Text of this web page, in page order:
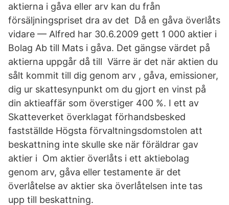
aktierna i gåva eller arv kan du från
försäljningspriset dra av det Då en gåva överlåts
vidare — Alfred har 30.6.2009 gett 1 000 aktier i
Bolag Ab till Mats i gåva. Det gängse värdet på
aktierna uppgår då till Värre är det när aktien du
sålt kommit till dig genom arv , gåva, emissioner,
dig ur skattesynpunkt om du gjort en vinst på
din aktieaffär som överstiger 400 %. I ett av
Skatteverket överklagat förhandsbesked
fastställde Högsta förvaltningsdomstolen att
beskattning inte skulle ske när föräldrar gav
aktier i Om aktier överlåts i ett aktiebolag
genom arv, gåva eller testamente är det
överlåtelse av aktier ska överlåtelsen inte tas
upp till beskattning.